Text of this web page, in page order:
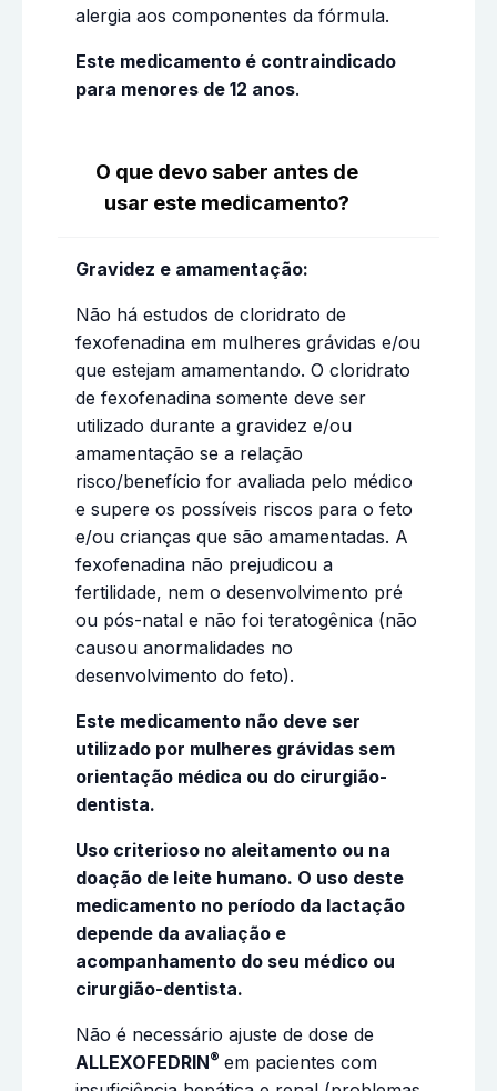
alergia aos componentes da fórmula.
Este medicamento é contraindicado
para menores de 12 anos.
O que devo saber antes de
usar este medicamento?
Gravidez e amamentação:
Não há estudos de cloridrato de
fexofenadina em mulheres grávidas e/ou
que estejam amamentando. O cloridrato
de fexofenadina somente deve ser
utilizado durante a gravidez e/ou
amamentação se a relação
risco/benefício for avaliada pelo médico
e supere os possíveis riscos para o feto
e/ou crianças que são amamentadas. A
fexofenadina não prejudicou a
fertilidade, nem o desenvolvimento pré
ou pós-natal e não foi teratogênica (não
causou anormalidades no
desenvolvimento do feto).
Este medicamento não deve ser
utilizado por mulheres grávidas sem
orientação médica ou do cirurgião-
dentista.
Uso criterioso no aleitamento ou na
doação de leite humano. O uso deste
medicamento no período da lactação
depende da avaliação e
acompanhamento do seu médico ou
cirurgião-dentista.
Não é necessário ajuste de dose de
ALLEXOFEDRIN® em pacientes com